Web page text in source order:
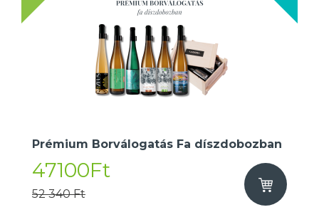
Prémium Borválogatás Fa díszdobozban
47100Ft
52 340 Ft